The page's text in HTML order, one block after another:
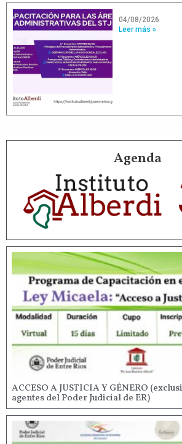
04/08/2026
Leer más »
Agenda
ACCESO A JUSTICIA Y GÉNERO
agentes del Poder Judicial de ER)